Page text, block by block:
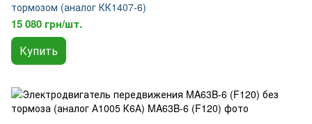
тормозом (аналог КК1407-6)
15 080 грн/шт.
Купить